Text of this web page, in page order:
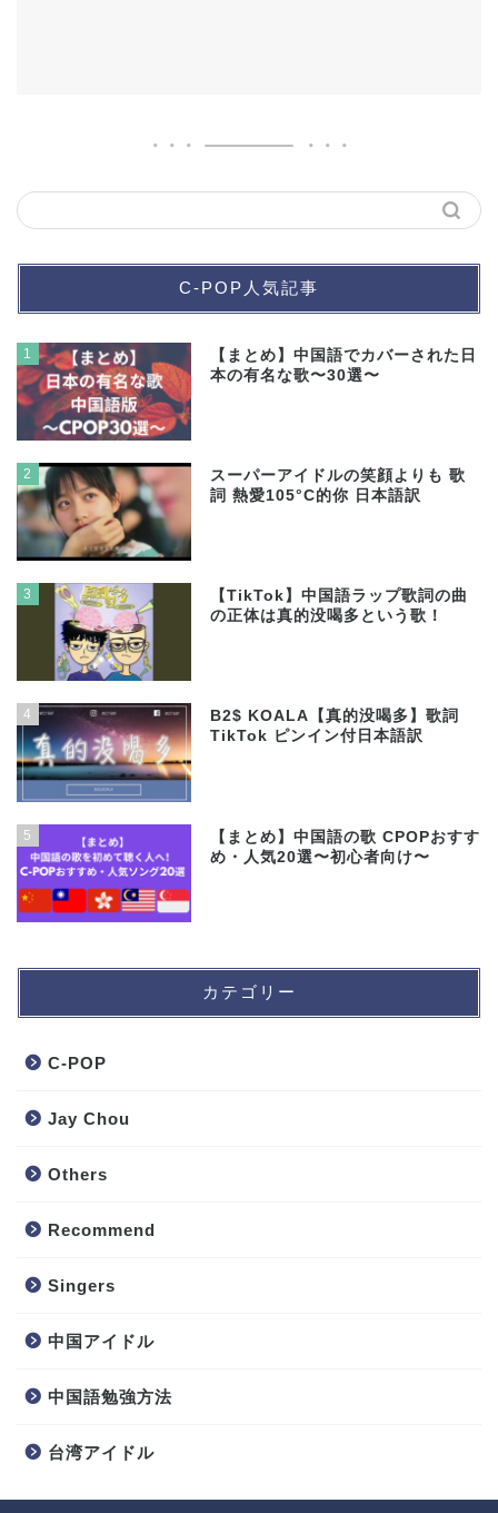
C-POP人気記事
1
【まとめ】中国語でカバーされた日
本の有名な歌〜30選〜
2
スーパーアイドルの笑顔よりも 歌
詞 熱愛105°C的你 日本語訳
3
【TikTok】中国語ラップ歌詞の曲
の正体は真的没喝多という歌！
4
B2$ KOALA【真的没喝多】歌詞
TikTok ピンイン付日本語訳
5
【まとめ】中国語の歌 CPOPおすす
め・人気20選〜初心者向け〜
カテゴリー
C-POP
Jay Chou
Others
Recommend
Singers
中国アイドル
中国語勉強方法
台湾アイドル